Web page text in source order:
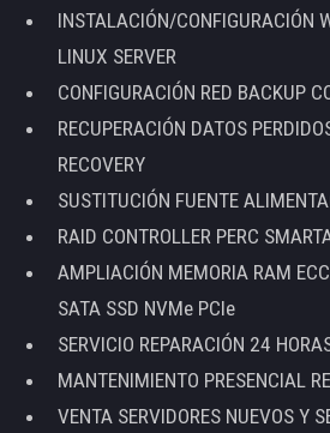
INSTALACIÓN/CONFIGURACIÓN
LINUX SERVER
CONFIGURACIÓN RED BACKUP
RECUPERACIÓN DATOS
RECOVERY
SUSTITUCIÓN FUENTE
RAID CONTROLLER PERC
AMPLIACIÓN MEMORIA RAM
SATA SSD NVMe PCIe
SERVICIO REPARACIÓN 24
MANTENIMIENTO PRESENCIAL
VENTA SERVIDORES NUEVOS Y